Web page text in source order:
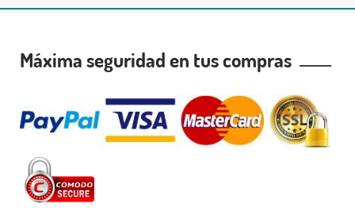
Máxima seguridad en tus compras